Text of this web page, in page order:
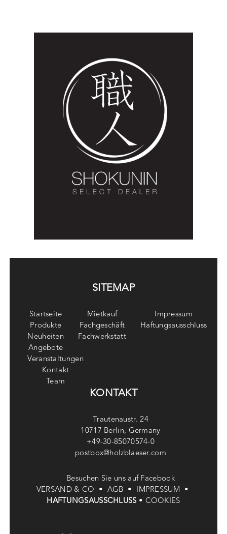
SITEMAP
Startseite
Produkte
Neuheiten
Angebote
Mietkauf
Fachgeschäft
Fachwerkstatt
Impressum
Haftungsausschluss
Veranstaltungen
Kontakt
Team
KONTAKT
Trautenaustr. 24
10717 Berlin, Germany
+49-30-85070574-0
postbox@holzblaeser.com
Besuchen Sie uns auf Facebook
VERSAND & CO • AGB • IMPRESSUM •
HAFTUNGSAUSSCHLUSS • COOKIES